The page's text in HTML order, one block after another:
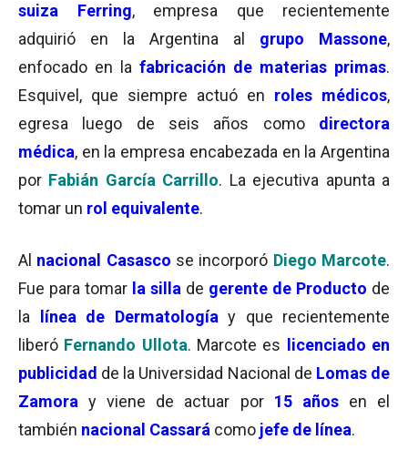
suiza Ferring, empresa que recientemente
adquirió en la Argentina al grupo Massone,
enfocado en la fabricación de materias primas.
Esquivel, que siempre actuó en roles médicos,
egresa luego de seis años como directora
médica, en la empresa encabezada en la Argentina
por Fabián García Carrillo. La ejecutiva apunta a
tomar un rol equivalente.
Al nacional Casasco se incorporó Diego Marcote.
Fue para tomar la silla de gerente de Producto de
la línea de Dermatología y que recientemente
liberó Fernando Ullota. Marcote es
licenciado en
publicidad de la Universidad Nacional de Lomas de
Zamora y viene de actuar por 15 añosen el
también nacional Cassará como jefe de línea.